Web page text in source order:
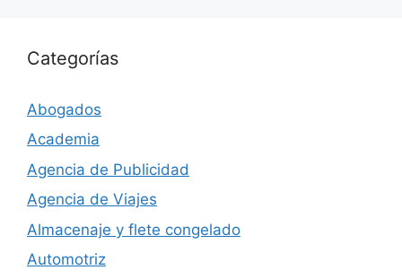
Categorías
Abogados
Academia
Agencia de Publicidad
Agencia de Viajes
Almacenaje y flete congelado
Automotriz